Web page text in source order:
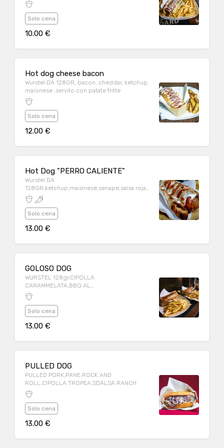
Solo cena
10.00 €
Hot dog cheese bacon
Wurstel DA 128GR, bacon, cheddar, ketchup,
maionese ,servito con patate fritte
Solo cena
12.00 €
Hot Dog "PERRO CALIENTE"
Wurstel DA
128GR,ketchup,maionese,senape,salsa roja
habanero,cipolla croccante,chips,servito
con patate fritte
Solo cena
13.00 €
GOLOSO DOG
WURSTEL 128gr,CIPOLLA
CARAMMELATA,BBQ AL
WHISKY,FONTINA,CHEDDAR,servito con
patate fritte
Solo cena
13.00 €
PULLED DOG
PULLED PORK,PANE ROCK AND
ROLL,CIPOLLA TROPEA,SDALSA RANCH
Solo cena
13.00 €